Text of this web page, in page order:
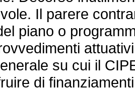
Il parere
piano o
su cui il
di